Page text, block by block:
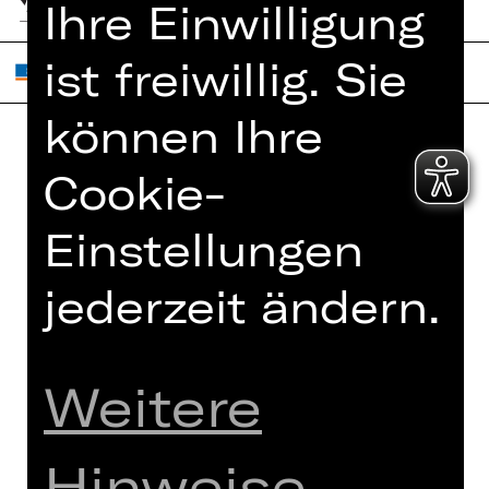
Home
Spielplan
Künstler*innen
Kartenkauf
Presse
Kontakt
Interner Bereich
ZVB/L
Cookies
Ihre Einwilligung
ist freiwillig. Sie
können Ihre
Cookie-
Einstellungen
jederzeit ändern.
Weitere